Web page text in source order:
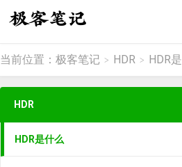
当前位置： 极客笔记 > HDR > HDR
HDR
HDR是什么